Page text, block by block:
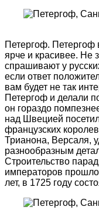
Петергоф. Петергоф
ярче и красивее. Не
спрашивают у
если ответ
вам будет не так
Петергоф и делали
он гораздо
над Швецией
французских
Трианона, Версаля,
разнообразным
Строительство
императоров
лет, в 1725 году